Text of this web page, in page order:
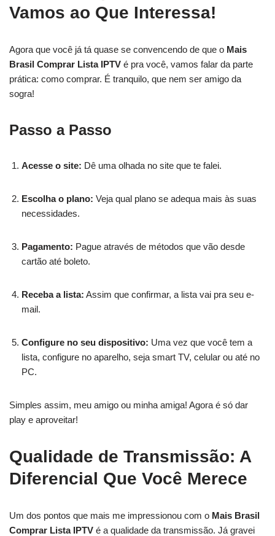
Vamos ao Que Interessa!
Agora que você já tá quase se convencendo de que o Mais
Brasil Comprar Lista IPTV é pra você, vamos falar da parte
prática: como comprar. É tranquilo, que nem ser amigo da
sogra!
Passo a Passo
Acesse o site: Dê uma olhada no site que te falei.
Escolha o plano: Veja qual plano se adequa mais às suas
necessidades.
Pagamento: Pague através de métodos que vão desde
cartão até boleto.
Receba a lista: Assim que confirmar, a lista vai pra seu e-
mail.
Configure no seu dispositivo: Uma vez que você tem a
lista, configure no aparelho, seja smart TV, celular ou até no
PC.
Simples assim, meu amigo ou minha amiga! Agora é só dar
play e aproveitar!
Qualidade de Transmissão: A
Diferencial Que Você Merece
Um dos pontos que mais me impressionou com o Mais Brasil
Comprar Lista IPTV é a qualidade da transmissão. Já gravei